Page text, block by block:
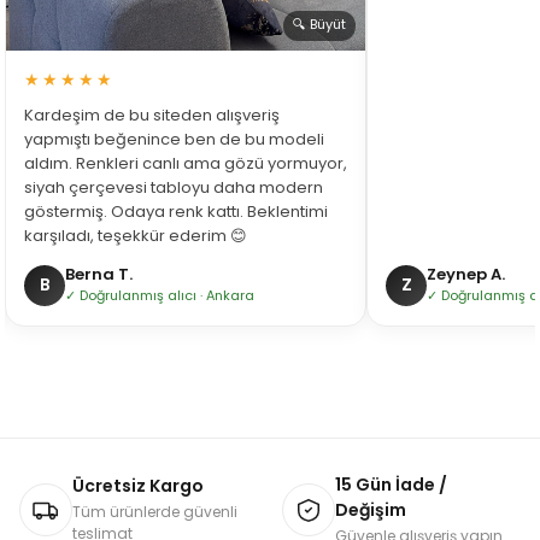
🔍 Büyüt
★★★★★
Kardeşim de bu siteden alışveriş
yapmıştı beğenince ben de bu modeli
aldım. Renkleri canlı ama gözü yormuyor,
siyah çerçevesi tabloyu daha modern
göstermiş. Odaya renk kattı. Beklentimi
karşıladı, teşekkür ederim 😊
B Berna T.
✓ Doğrulanmış alıcı · Ankara Z Zeynep A.
✓ Doğrulanmış
Ücretsiz Kargo
Tüm ürünlerde güvenli
teslimat
15 Gün İade /
Değişim
Güvenle alışveriş yapın